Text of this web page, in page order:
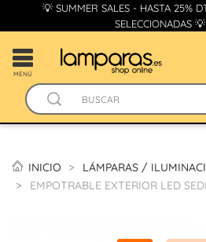
💡 SUMMER SALES - HASTA 25%
SELECCIONADAS 💡
MENÚ
INICIO LÁMPARAS /
EMPOTRABLE EXTERIOR LED